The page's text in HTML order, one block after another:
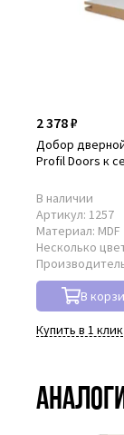
2 378 ₽
Добор
Profil Doors к
В наличии
Артикул: 1257
Материал: MDF
Несколько
В
Купить в 1 клик